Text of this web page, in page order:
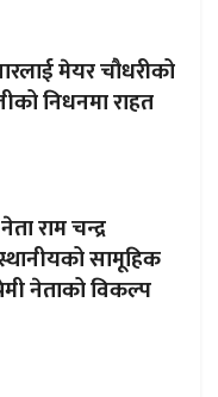
मेयर चौधरीको
निधनमा राहत
राम चन्द्र
सामूहिक
नेताको विकल्प